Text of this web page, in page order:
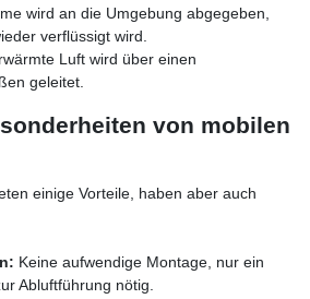
wird an die Umgebung abgegeben,
verflüssigt wird.
Luft wird über einen
geleitet.
von mobilen
einige Vorteile, haben aber auch
Keine aufwendige Montage, nur ein
Abluftführung nötig.